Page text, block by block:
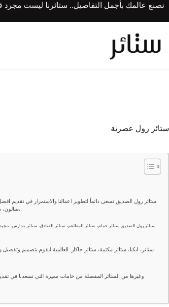
التجاوز
المحتوى
نصنع عالمك بأجمل التفاصيل.. ستائرنا ليست
ستائر رول عصرية
ستائر رول الصديق نسعى دائماً لتطوير اعمالنا والاستمرار في تقديم
صالون، ستائر فلل، ستائر مكاتب، ستائر شركات، ستائر خيام، ستائر منازل، ستائر مطبخ،
ستائر رول الصديق ستائر حمام، ستائر المطاعم، ستائر الفنادق، ستائر مدارس،
ستائر، ايكيا، ستائر مكتبية، ستائر جاكار. العالمية لنقوم بتصميم
وغيرها من الستائر المفصلة من خامات مميزة التي تسعدنا في